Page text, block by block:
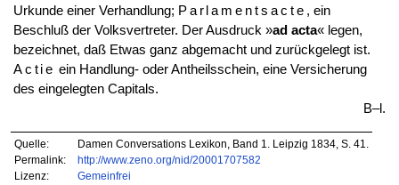
Urkunde einer Verhandlung; Parlamentsacte , ein
Beschluß der Volksvertreter. Der Ausdruck »ad acta« legen,
bezeichnet, daß Etwas ganz abgemacht und zurückgelegt ist.
Actie ein Handlung- oder Antheilsschein, eine Versicherung
des eingelegten Capitals.
B–l.
Quelle:
Damen Conversations Lexikon, Band 1. Leipzig 1834, S. 41.
Permalink:
http://www.zeno.org/nid/20001707582
Lizenz:
Gemeinfrei